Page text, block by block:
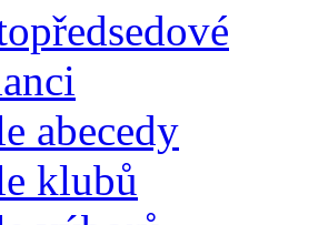
abecedy
klubů